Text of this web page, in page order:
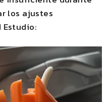
los ajustes
Estudio: